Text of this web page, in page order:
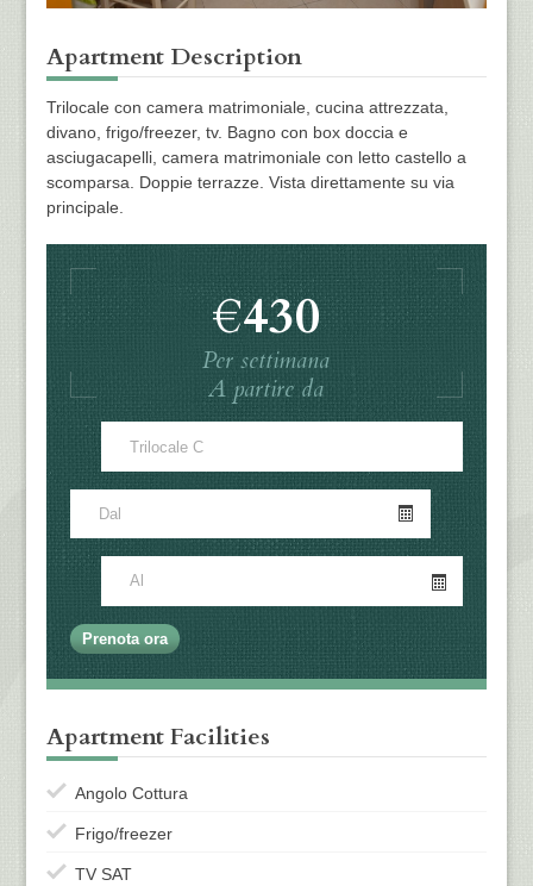
Apartment Description
Trilocale con camera matrimoniale, cucina attrezzata,
divano, frigo/freezer, tv. Bagno con box doccia e
asciugacapelli, camera matrimoniale con letto castello a
scomparsa. Doppie terrazze. Vista direttamente su via
principale.
€430
Per settimana
A partire da
Apartment Facilities
Angolo Cottura
Frigo/freezer
TV SAT